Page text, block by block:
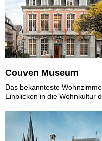
Couven Museum
Das bekannteste
Einblicken in die Wohnkultur